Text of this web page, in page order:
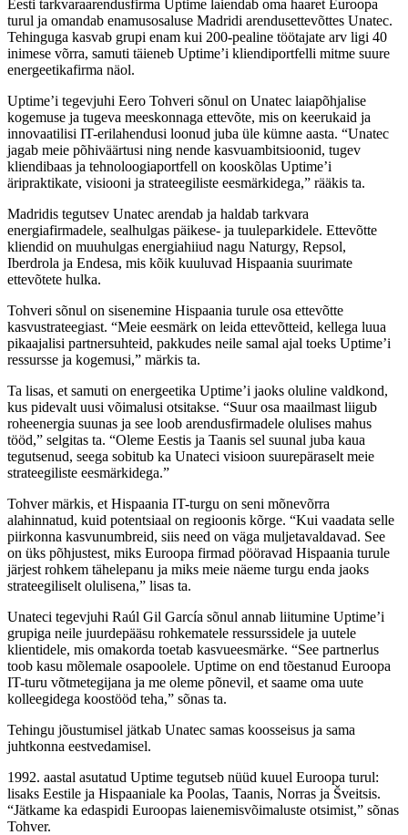
Eesti tarkvaraarendusfirma Uptime laiendab oma haaret Euroopa
turul ja omandab enamusosaluse Madridi arendusettevõttes Unatec.
Tehinguga kasvab grupi enam kui 200-pealine töötajate arv ligi 40
inimese võrra, samuti täieneb Uptime’i kliendiportfelli mitme suure
energeetikafirma näol.
Uptime’i tegevjuhi Eero Tohveri sõnul on Unatec laiapõhjalise
kogemuse ja tugeva meeskonnaga ettevõte, mis on keerukaid ja
innovaatilisi IT-erilahendusi loonud juba üle kümne aasta. “Unatec
jagab meie põhiväärtusi ning nende kasvuambitsioonid, tugev
kliendibaas ja tehnoloogiaportfell on kooskõlas Uptime’i
äripraktikate, visiooni ja strateegiliste eesmärkidega,” rääkis ta.
Madridis tegutsev Unatec arendab ja haldab tarkvara
energiafirmadele, sealhulgas päikese- ja tuuleparkidele. Ettevõtte
kliendid on muuhulgas energiahiiud nagu Naturgy, Repsol,
Iberdrola ja Endesa, mis kõik kuuluvad Hispaania suurimate
ettevõtete hulka.
Tohveri sõnul on sisenemine Hispaania turule osa ettevõtte
kasvustrateegiast. “Meie eesmärk on leida ettevõtteid, kellega luua
pikaajalisi partnersuhteid, pakkudes neile samal ajal toeks Uptime’i
ressursse ja kogemusi,” märkis ta.
Ta lisas, et samuti on energeetika Uptime’i jaoks oluline valdkond,
kus pidevalt uusi võimalusi otsitakse. “Suur osa maailmast liigub
roheenergia suunas ja see loob arendusfirmadele olulises mahus
tööd,” selgitas ta. “Oleme Eestis ja Taanis sel suunal juba kaua
tegutsenud, seega sobitub ka Unateci visioon suurepäraselt meie
strateegiliste eesmärkidega.”
Tohver märkis, et Hispaania IT-turgu on seni mõnevõrra
alahinnatud, kuid potentsiaal on regioonis kõrge. “Kui vaadata selle
piirkonna kasvunumbreid, siis need on väga muljetavaldavad. See
on üks põhjustest, miks Euroopa firmad pööravad Hispaania turule
järjest rohkem tähelepanu ja miks meie näeme turgu enda jaoks
strateegiliselt olulisena,” lisas ta.
Unateci tegevjuhi Raúl Gil García sõnul annab liitumine Uptime’i
grupiga neile juurdepääsu rohkematele ressurssidele ja uutele
klientidele, mis omakorda toetab kasvueesmärke. “See partnerlus
toob kasu mõlemale osapoolele. Uptime on end tõestanud Euroopa
IT-turu võtmetegijana ja me oleme põnevil, et saame oma uute
kolleegidega koostööd teha,” sõnas ta.
Tehingu jõustumisel jätkab Unatec samas koosseisus ja sama
juhtkonna eestvedamisel.
1992. aastal asutatud Uptime tegutseb nüüd kuuel Euroopa turul:
lisaks Eestile ja Hispaaniale ka Poolas, Taanis, Norras ja Šveitsis.
“Jätkame ka edaspidi Euroopas laienemisvõimaluste otsimist,” sõnas
Tohver.